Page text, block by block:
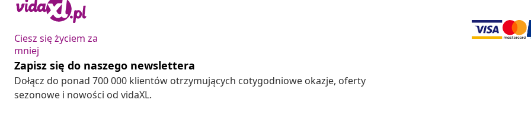
Ciesz się życiem za
mniej
Zapisz się do naszego newslettera
Dołącz do ponad 700 000 klientów otrzymujących cotygodniowe okazje, oferty
sezonowe i nowości od vidaXL.